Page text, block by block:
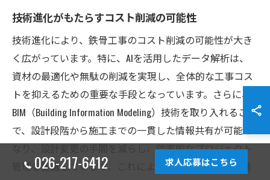
技術進化がもたらすコスト削減の可能性
技術進化により、鉄骨工事のコスト削減の可能性が大き
く広がっています。特に、AIを活用したデータ解析は、
資材の最適化や無駄の削減を実現し、全体的な工事コス
トを抑えるための重要な手段となっています。さらに、
BIM（Building Information Modeling）技術を取り入れること
で、設計段階から施工までの一貫した情報共有が可能と
なり、設計変更の手間を減らし、効率的なプロジェクト
管理を促進しています。これにより、プロジェクトの進
026-217-6412 求人応募はこちら